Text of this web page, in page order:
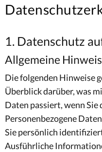
1. Datenschutz
Allgemeine
Die folgenden Hinweise
Überblick darüber, was
Daten passiert, wenn Sie
Personenbezogene
Sie persönlich
Ausführliche